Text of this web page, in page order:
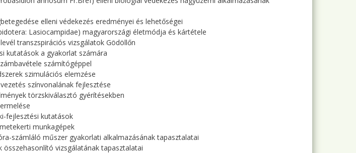
elleni védekezés eredményei és lehetőségei
Lasiocampidae) magyarországi életmódja és kártétele
transzspirációs vizsgálatok Gödöllőn
kutatások a gyakorlat számára
számítógéppel
szimulációs elemzése
színvonalának fejlesztése
törzskiválasztó gyérítésekben
fejlesztési kutatások
munkagépek
számláló műszer gyakorlati alkalmazásának tapasztalatai
összehasonlító vizsgálatának tapasztalatai